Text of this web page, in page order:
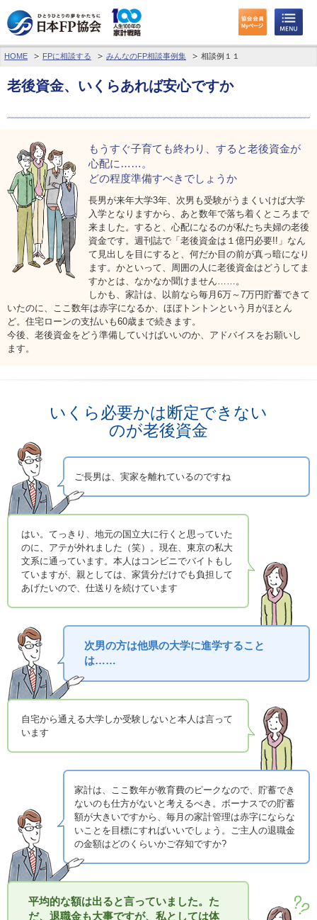
わたしたちのくらしとお金
FPに相談する
FP技能検定
個人会員の皆様へ
日本FP協会について
パーソナルファイナンス教育について
お問い合わせ
報道・メディア関係者の方へ
CLOSE
HOME FPに相談する みんなのFP相談事例集 相談例１１
老後資金、いくらあれば安心ですか
もうすぐ子育ても終わり、 すると老後資金が
心配に……。
どの程度準備すべきでしょうか
長男が来年大学3年、次男も受験がうまくいけば大学
入学となりますから、あと数年で落ち着くところまで
来ました。すると、心配になるのが私たち夫婦の老後
資金です。週刊誌で「老後資金は１億円必要!!」なん
て見出しを目にすると、何だか目の前が真っ暗になり
ます。かといって、周囲の人に老後資金はどうしてま
すかとは、なかなか聞けません……。
しかも、家計は、以前なら毎月6万～7万円貯蓄できて
いたのに、ここ数年は赤字になるか、ほぼトントンという月がほとん
ど。住宅ローンの支払いも60歳まで続きます。
今後、老後資金をどう準備していけばいいのか、アドバイスをお願いし
ます。
いくら必要かは断定できない
のが老後資金
ご長男は、実家を離れているのですね
はい。てっきり、地元の国立大に行くと思っていた
のに、アテが外れました（笑）。現在、東京の私大
文系に通っています。本人はコンビニでバイトもし
ていますが、親としては、家賃分だけでも負担して
あげたいので、仕送りを続けています
次男の方は他県の大学に進学すること
は……
自宅から通える大学しか受験しないと本人は言って
います
家計は、ここ数年が教育費のピークなので、貯蓄でき
ないのも仕方がないと考えるべき。ボーナスでの貯蓄
額が大きいですから、毎月の家計管理は赤字にならな
いことを目標にすればいいでしょう。ご主人の退職金
の金額はどのくらいかご存知ですか?
平均的な額は出ると言っていました。た
だ、退職金も大事ですが、私としては体